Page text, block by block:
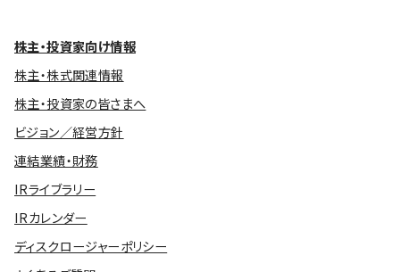
株主・投資家向け情報
株主・株式関連情報
株主・投資家の皆さまへ
ビジョン／経営方針
連結業績・財務
IRライブラリー
IRカレンダー
ディスクロージャーポリシー